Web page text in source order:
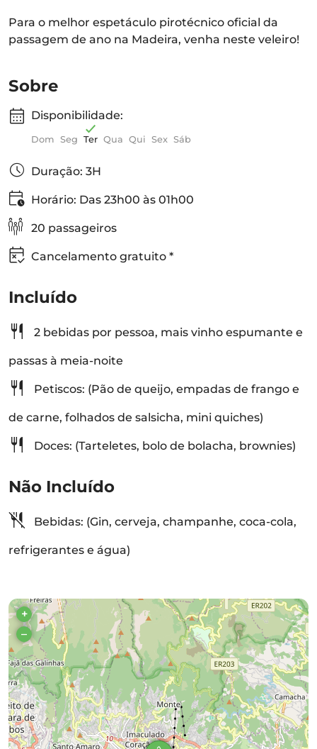
Para o melhor espetáculo pirotécnico oficial da
passagem de ano na Madeira, venha neste veleiro!
Sobre
Disponibilidade:
Dom Seg Ter Qua Qui Sex Sáb
Duração: 3H
Horário: Das 23h00 às 01h00
20 passageiros
Cancelamento gratuito *
Incluído
2 bebidas por pessoa, mais vinho espumante e
passas à meia-noite
Petiscos: (Pão de queijo, empadas de frango e
de carne, folhados de salsicha, mini quiches)
Doces: (Tarteletes, bolo de bolacha, brownies)
Não Incluído
Bebidas: (Gin, cerveja, champanhe, coca-cola,
refrigerantes e água)
+
–